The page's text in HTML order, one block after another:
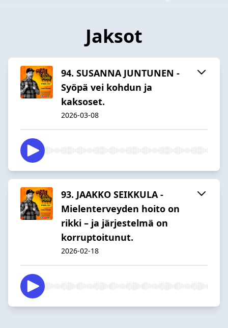
Jaksot
94. SUSANNA JUNTUNEN -
Syöpä vei kohdun ja
kaksoset.
2026-03-08
93. JAAKKO SEIKKULA -
Mielenterveyden hoito on
rikki – ja järjestelmä on
korruptoitunut.
2026-02-18